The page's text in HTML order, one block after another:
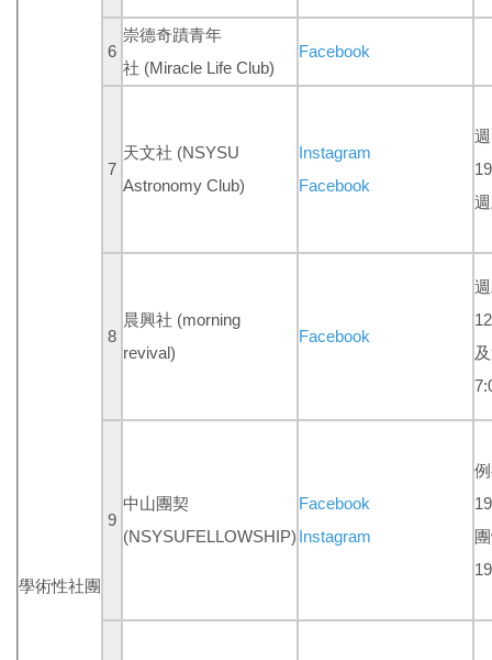
學術性社團
6
崇德奇蹟青年
社 (Miracle Life Club)
Facebook
7
天文社 (NSYSU
Astronomy Club)
Instagram
Facebook
8
晨興社 (morning
revival)
Facebook
9
中山團契
(NSYSUFELLOWSHIP)
Facebook
Instagram